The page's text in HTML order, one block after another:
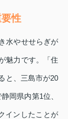
性
水やせせらぎが
魅力です。「住
と、三島市が20
岡県内第1位、
インしたことが